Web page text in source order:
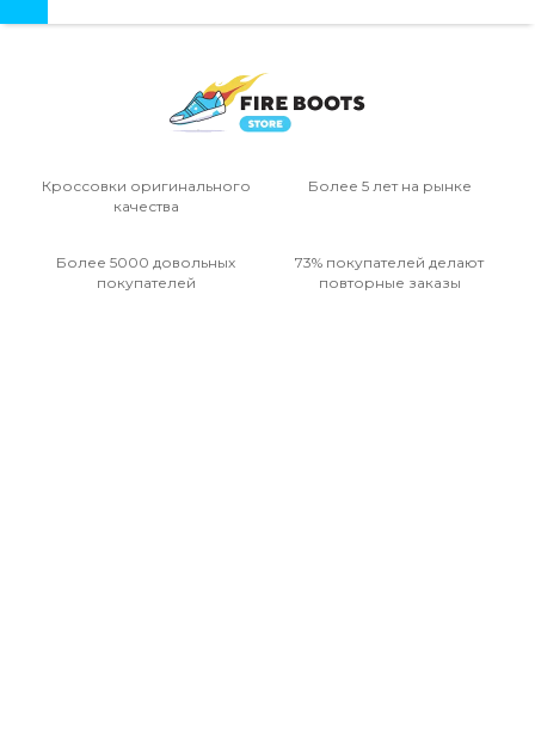
Кроссовки оригинального
качества
Более 5 летна рынке
Более 5000 довольных
покупателей
73% покупателей делают
повторные заказы